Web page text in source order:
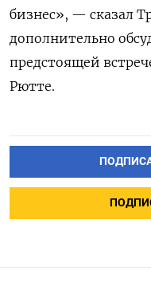
бизнес», — сказал
дополнительно
предстоящей
Рютте.